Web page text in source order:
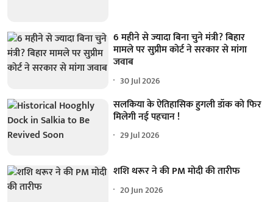
6 महीने से ज्यादा बिना चुने मंत्री? बिहार
मामले पर सुप्रीम कोर्ट ने सरकार से मांगा
जवाब
30 Jul 2026
सलकिया के ऐतिहासिक हुगली डॉक को फिर
मिलेगी नई पहचान !
29 Jul 2026
शशि थरूर ने की PM मोदी की तारीफ
20 Jun 2026